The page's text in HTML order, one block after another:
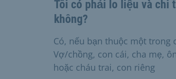
Tôi có phải lo liệu và chi
không?
Có, nếu bạn thuộc một trong
Vợ/chồng, con cái, cha mẹ,
hoặc cháu trai, con riêng